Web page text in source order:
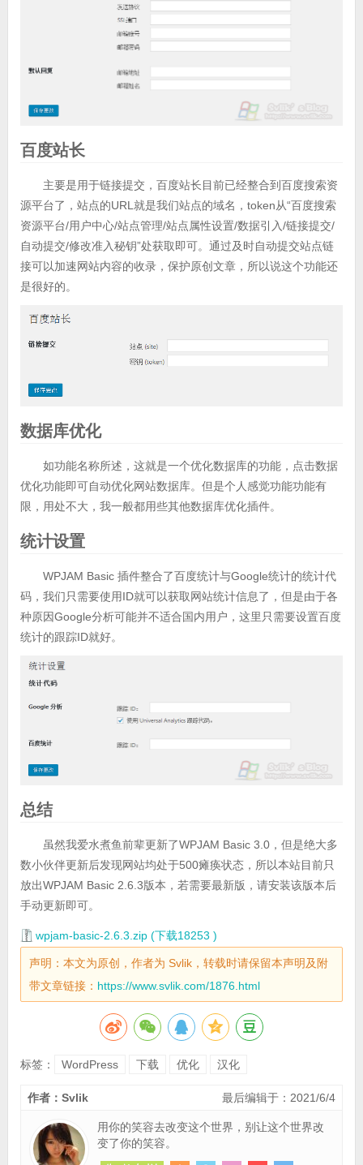
百度站长
主要是用于链接提交，百度站长目前已经整合到百度搜索资
源平台了，站点的URL就是我们站点的域名，token从“百度搜索
资源平台/用户中心/站点管理/站点属性设置/数据引入/链接提交/
自动提交/修改准入秘钥”处获取即可。通过及时自动提交站点链
接可以加速网站内容的收录，保护原创文章，所以说这个功能还
是很好的。
数据库优化
如功能名称所述，这就是一个优化数据库的功能，点击数据
优化功能即可自动优化网站数据库。但是个人感觉功能功能有
限，用处不大，我一般都用些其他数据库优化插件。
统计设置
WPJAM Basic 插件整合了百度统计与Google统计的统计代
码，我们只需要使用ID就可以获取网站统计信息了，但是由于各
种原因Google分析可能并不适合国内用户，这里只需要设置百度
统计的跟踪ID就好。
总结
虽然我爱水煮鱼前辈更新了WPJAM Basic 3.0，但是绝大多
数小伙伴更新后发现网站均处于500瘫痪状态，所以本站目前只
放出WPJAM Basic 2.6.3版本，若需要最新版，请安装该版本后
手动更新即可。
wpjam-basic-2.6.3.zip (下载18253 )
声明：本文为原创，作者为 Svlik，转载时请保留本声明及附
带文章链接： https://www.svlik.com/1876.html
标签： WordPress 下载 优化 汉化
最后编辑于：2021/6/4
作者：Svlik
用你的笑容去改变这个世界，别让这个世界改
变了你的笑容。